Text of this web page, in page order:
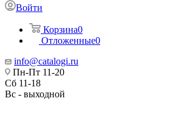
Войти
Корзина0
Отложенные0
info@catalogi.ru
Пн-Пт 11-20
Сб 11-18
Вс - выходной